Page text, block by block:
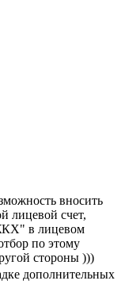
вносить
лицевой счет,
в лицевом
по этому
стороны )))
дополнительных